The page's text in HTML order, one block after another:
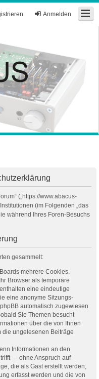
Anmelden
(„https://www.abacus-
(im Folgenden „das
während Ihres Foren-Besuchs
gesammelt:
mehrere Cookies.
Browser als temporäre
eine eindeutige
eine anonyme Sitzungs-
automatisch zugewiesen
Sie Themen besucht
über die von Ihnen
die ungelesenen Beiträge
Informationen an den
— ohne Anspruch auf
die als Gast erstellt werden,
erfasst werden und die von